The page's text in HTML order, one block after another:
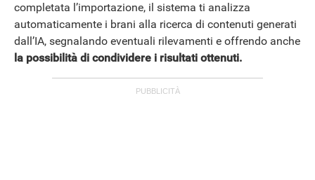
completata l’importazione, il sistema ti analizza
automaticamente i brani alla ricerca di contenuti generati
dall’IA, segnalando eventuali rilevamenti e offrendo anche
la possibilità di condividere i risultati ottenuti.